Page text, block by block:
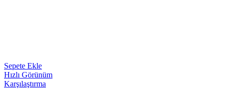
Sepete Ekle
Hızlı Görünüm
Karşılaştırma